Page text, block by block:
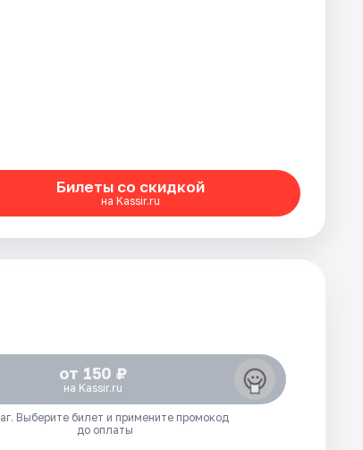
Билеты со скидкой
на Kassir.ru
от 150 ₽
на Kassir.ru
Выберите билет и примените промокод
до оплаты